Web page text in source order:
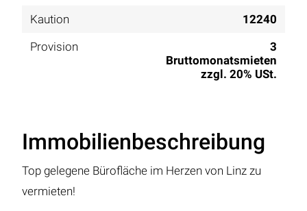
Kaution
12240
Provision
3
Bruttomonatsmieten
zzgl. 20% USt.
Immobilienbeschreibung
Top gelegene Bürofläche im Herzen von Linz zu
vermieten!